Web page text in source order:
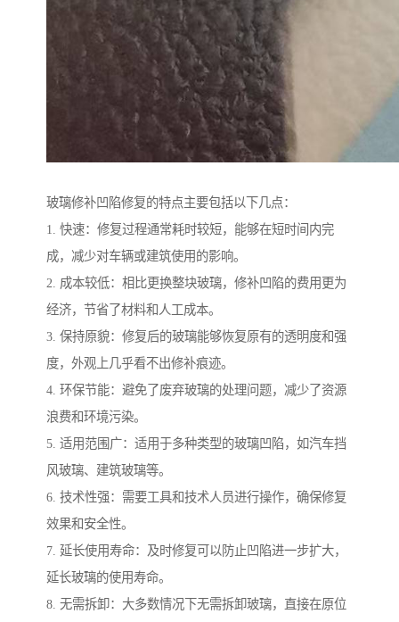
玻璃修补凹陷修复的特点主要包括以下几点：
1. 快速：修复过程通常耗时较短，能够在短时间内完
成，减少对车辆或建筑使用的影响。
2. 成本较低：相比更换整块玻璃，修补凹陷的费用更为
经济，节省了材料和人工成本。
3. 保持原貌：修复后的玻璃能够恢复原有的透明度和强
度，外观上几乎看不出修补痕迹。
4. 环保节能：避免了废弃玻璃的处理问题，减少了资源
浪费和环境污染。
5. 适用范围广：适用于多种类型的玻璃凹陷，如汽车挡
风玻璃、建筑玻璃等。
6. 技术性强：需要工具和技术人员进行操作，确保修复
效果和安全性。
7. 延长使用寿命：及时修复可以防止凹陷进一步扩大，
延长玻璃的使用寿命。
8. 无需拆卸：大多数情况下无需拆卸玻璃，直接在原位